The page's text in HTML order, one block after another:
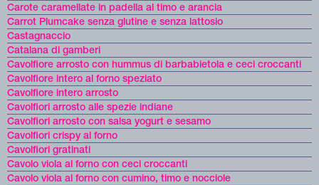
Carote caramellate in padella al timo e arancia
Carrot Plumcake senza glutine e senza lattosio
Castagnaccio
Catalana di gamberi
Cavolfiore arrosto con hummus di barbabietola e ceci croccanti
Cavolfiore intero al forno speziato
Cavolfiore intero arrosto
Cavolfiori arrosto alle spezie indiane
Cavolfiori arrosto con salsa yogurt e sesamo
Cavolfiori crispy al forno
Cavolfiori gratinati
Cavolo viola al forno con ceci croccanti
Cavolo viola al forno con cumino, timo e nocciole